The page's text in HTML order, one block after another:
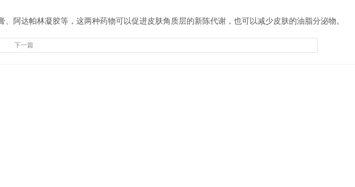
阿达帕林凝胶等，这两种药物可以促进皮肤角质层的新陈代谢，也可以减少皮肤的油脂分泌物。
下一篇